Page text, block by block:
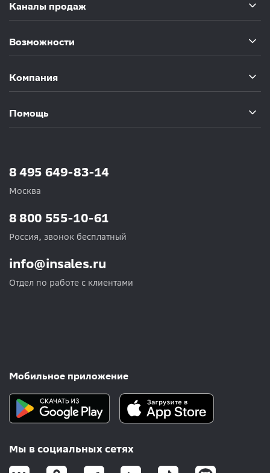
Каналы продаж
Возможности
Компания
Помощь
8 495 649-83-14
Москва
info@insales.ru
Отдел по работе с клиентами
8 800 555-10-61
Россия, звонок бесплатный
Мобильное приложение
Мы в социальных сетях